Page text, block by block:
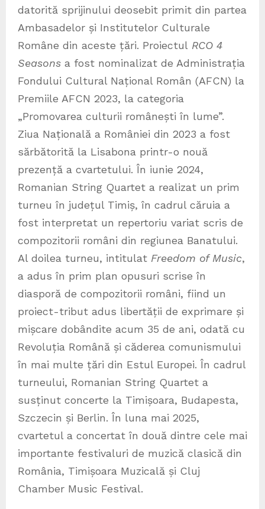
datorită sprijinului deosebit primit din partea
Ambasadelor și Institutelor Culturale
Române din aceste țări. Proiectul RCO 4
Seasons a fost nominalizat de Administrația
Fondului Cultural Național Român (AFCN) la
Premiile AFCN 2023, la categoria
„Promovarea culturii românești în lume”.
Ziua Națională a României din 2023 a fost
sărbătorită la Lisabona printr-o nouă
prezență a cvartetului. În iunie 2024,
Romanian String Quartet a realizat un prim
turneu în județul Timiș, în cadrul căruia a
fost interpretat un repertoriu variat scris de
compozitorii români din regiunea Banatului.
Al doilea turneu, intitulat Freedom of Music,
a adus în prim plan opusuri scrise în
diasporă de compozitorii români, fiind un
proiect-tribut adus libertății de exprimare și
mișcare dobândite acum 35 de ani, odată cu
Revoluția Română și căderea comunismului
în mai multe țări din Estul Europei. În cadrul
turneului, Romanian String Quartet a
susținut concerte la Timișoara, Budapesta,
Szczecin și Berlin. În luna mai 2025,
cvartetul a concertat în două dintre cele mai
importante festivaluri de muzică clasică din
România, Timișoara Muzicală și Cluj
Chamber Music Festival.